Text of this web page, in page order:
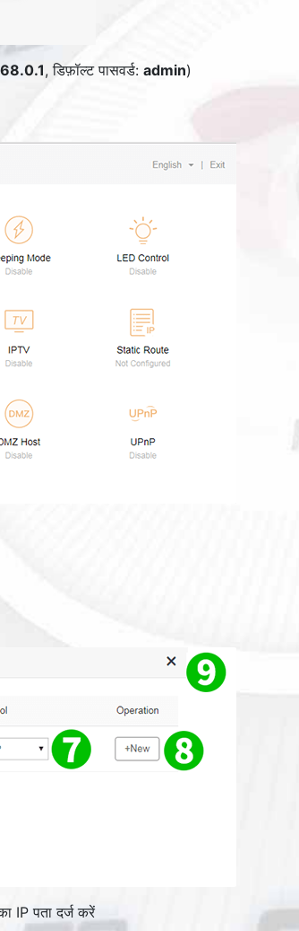
, डिफ़ॉल्ट पासवर्ड: admin)
IP पता दर्ज करें